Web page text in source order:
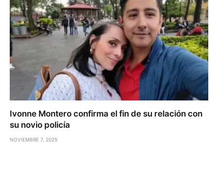
Ivonne Montero confirma el fin de su relación con
su novio policía
NOVIEMBRE 7, 2025